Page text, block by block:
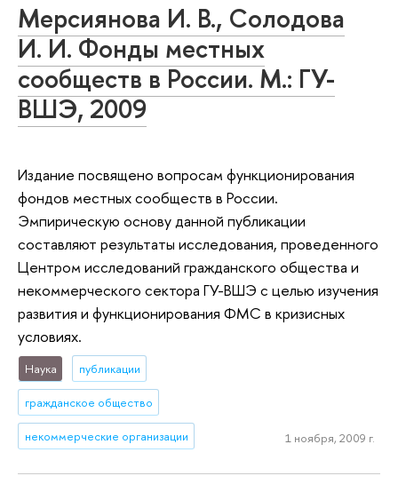
Мерсиянова И. В., Солодова
И. И. Фонды местных
сообществ в России. М.: ГУ-
ВШЭ, 2009
Издание посвящено вопросам функционирования
фондов местных сообществ в России.
Эмпирическую основу данной публикации
составляют результаты исследования, проведенного
Центром исследований гражданского общества и
некоммерческого сектора ГУ-ВШЭ с целью изучения
развития и функционирования ФМС в кризисных
условиях.
Наука публикации
гражданское общество
некоммерческие организации 1 ноября, 2009 г.